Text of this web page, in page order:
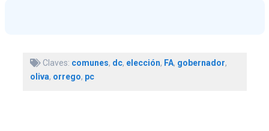
Claves: comunes, dc, elección, FA, gobernador,
oliva, orrego, pc